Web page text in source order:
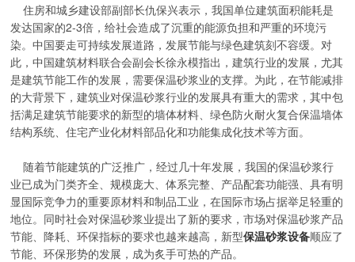
住房和城乡建设部副部长仇保兴表示，我国单位建筑面积能耗是
发达国家的2-3倍，给社会造成了沉重的能源负担和严重的环境污
染。中国要走可持续发展道路，发展节能与绿色建筑刻不容缓。对
此，中国建筑材料联合会副会长徐永模指出，建筑行业的发展，尤其
是建筑节能工作的发展，需要保温砂浆业的支撑。为此，在节能减排
的大背景下，建筑业对保温砂浆行业的发展具有重大的需求，其中包
括满足建筑节能要求的新型的墙体材料、绿色防火耐火复合保温墙体
结构系统、住宅产业化材料部品化和功能集成化技术等方面。
随着节能建筑的广泛推广，经过几十年发展，我国的保温砂浆行
业已成为门类齐全、规模庞大、体系完整、产品配套功能强、具有明
显国际竞争力的重要原材料和制品工业，在国际市场占据举足轻重的
地位。同时社会对保温砂浆业提出了新的要求，市场对保温砂浆产品
节能、降耗、环保指标的要求也越来越高，新型保温砂浆设备顺应了
节能、环保形势的发展，成为炙手可热的产品。